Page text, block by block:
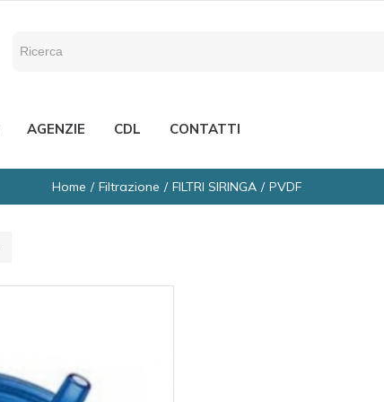
AGENZIE CDL CONTATTI
Home Filtrazione FILTRI SIRINGA PVDF